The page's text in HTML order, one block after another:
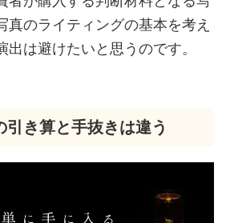
真のライティングの基本を考え
出は避けたいと思うのです。
引き算と手抜きは違う